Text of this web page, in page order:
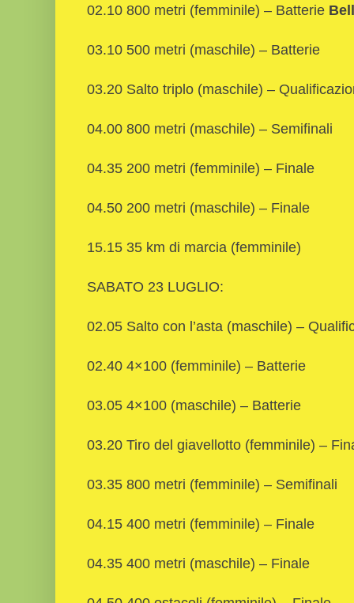
02.10 800 metri (femminile) – Batterie
03.10 500 metri (maschile) – Batterie
03.20 Salto triplo (maschile) –
04.00 800 metri (maschile) – Semifinali
04.35 200 metri (femminile) – Finale
04.50 200 metri (maschile) – Finale
15.15 35 km di marcia (femminile)
SABATO 23 LUGLIO:
02.05 Salto con l’asta (maschile) –
02.40 4×100 (femminile) – Batterie
03.05 4×100 (maschile) – Batterie
03.20 Tiro del giavellotto (femminile) –
03.35 800 metri (femminile) – Semifinali
04.15 400 metri (femminile) – Finale
04.35 400 metri (maschile) – Finale